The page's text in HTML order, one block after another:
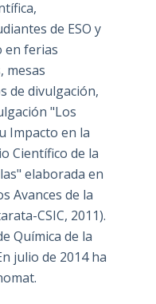
de ESO y
en ferias
mesas
de divulgación,
"Los
Impacto en la
Científico de la
elaborada en
Avances de la
CSIC, 2011).
Química de la
julio de 2014 ha